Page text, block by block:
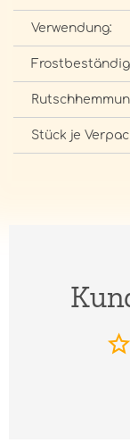
Verwendung:
Stück je